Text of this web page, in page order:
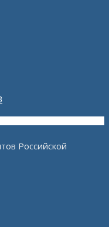
Российской